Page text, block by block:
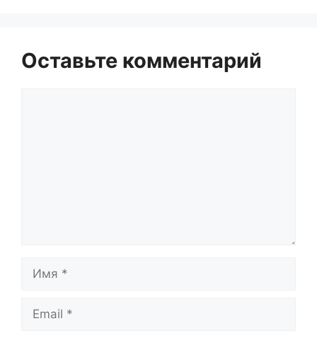
Оставьте комментарий
Имя
Email